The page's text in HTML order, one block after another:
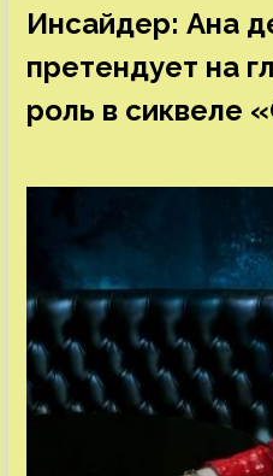
Инсайдер: Ана
претендует на
роль в сиквеле